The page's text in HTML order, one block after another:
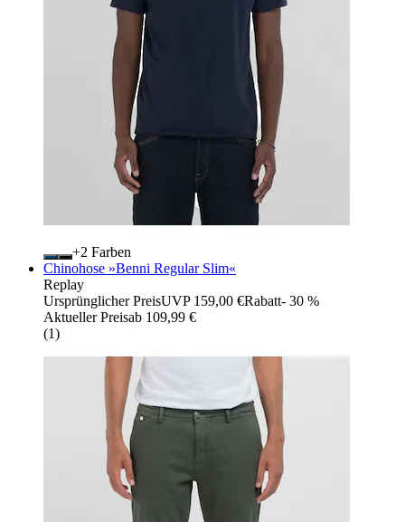
+
Farben
Chinohose »Benni Regular Slim«
Replay
Ursprünglicher PreisUVP 159,00 €Rabatt- 30 %
Aktueller Preisab 109,99 €
(1)